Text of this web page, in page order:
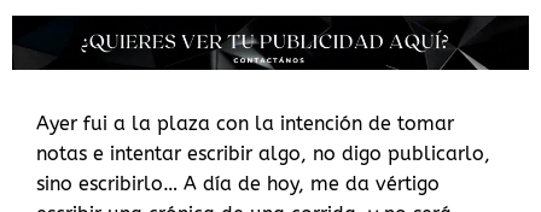
Ayer fui a la plaza con la intención de tomar
notas e intentar escribir algo, no digo publicarlo,
sino escribirlo… A día de hoy, me da vértigo